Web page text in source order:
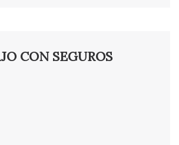
CON SEGUROS